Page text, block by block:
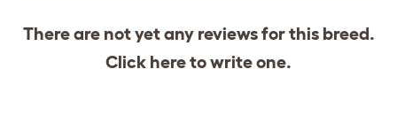
There are not yet any reviews for this breed.
Click hereto write one.